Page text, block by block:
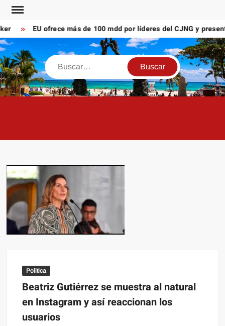
Saltar
contenidoEU ofrece más de 100 mdd por líderes del CJNG y presenta
Buscar
Politica
Beatriz Gutiérrez se muestra al natural
en Instagram y así reaccionan los
usuarios